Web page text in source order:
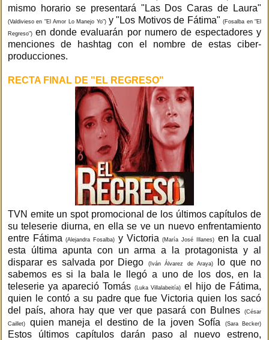
mismo horario se presentará "Las Dos Caras de Laura"
(Valdivieso en "El Amor Lo Manejo Yo")y "Los Motivos de Fátima"(Fosalba en "El
Regreso")en donde evaluarán por numero de espectadores y
menciones de hashtag con el nombre de estas ciber-
producciones.
RECTA FINAL DE "EL REGRESO"
TVN emite un spot promocional de los últimos capítulos de
su teleserie diurna, en ella se ve un nuevo enfrentamiento
entre Fátima(Alejandra Fosalba) y Victoria(María José Illanes)en la cual
esta última apunta con un arma a la protagonista y al
disparar es salvada por Diego
(Iván Álvarez de Araya)lo que no
sabemos es si la bala le llegó a uno de los dos, en la
teleserie ya apareció Tomás (Luka Villalabeitía) el hijo de Fátima,
quien le contó a su padre que fue Victoria quien los sacó
del país, ahora hay que ver que pasará con Bulnes
(César
Caillet)
quien maneja el destino de la joven Sofía (Sara Becker)
Estos últimos capítulos darán paso al nuevo estreno,